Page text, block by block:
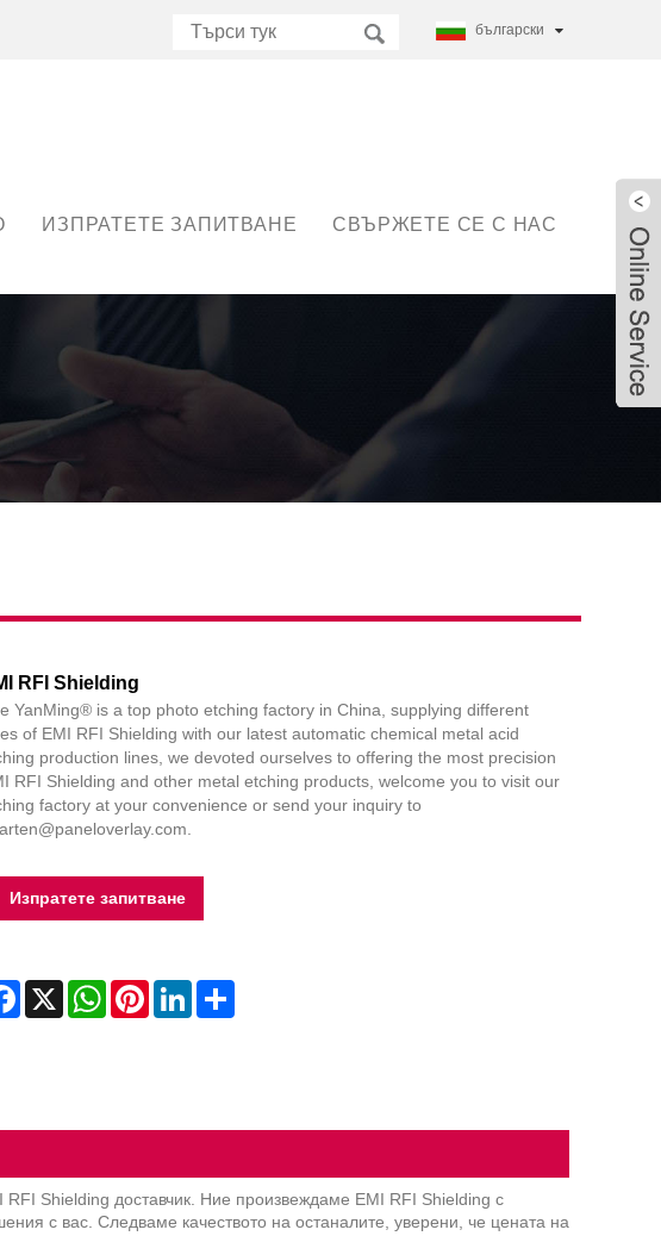
български
ИЗПРАТЕТЕ ЗАПИТВАНЕ СВЪРЖЕТЕ СЕ С НАС
RFI Shielding
YanMing® is a top photo etching factory in China, supplying different
of EMI RFI Shielding with our latest automatic chemical metal acid
production lines, we devoted ourselves to offering the most precision
RFI Shielding and other metal etching products, welcome you to visit our
factory at your convenience or send your inquiry to
Изпратете запитване
Facebook
X WhatsAppPinterestLinkedInShare
Shielding доставчик. Ние произвеждаме EMI ​​RFI Shielding с
с вас. Следваме качеството на останалите, уверени, че цената на